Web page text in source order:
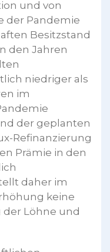
und von
der Pandemie
Besitzstand
den Jahren
niedriger als
im
der geplanten
Refinanzierung
Prämie in den
daher im
keine
Löhne und